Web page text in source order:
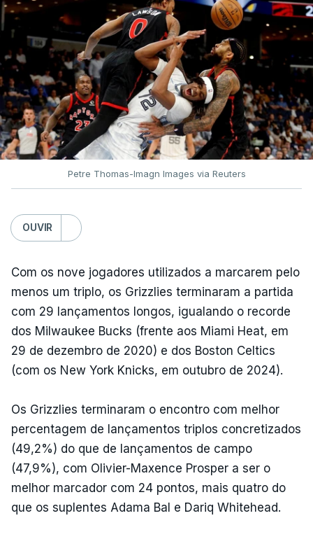
Petre Thomas-Imagn Images via Reuters
OUVIR
Com os nove jogadores utilizados a marcarem pelo
menos um triplo, os Grizzlies terminaram a partida
com 29 lançamentos longos, igualando o recorde
dos Milwaukee Bucks (frente aos Miami Heat, em
29 de dezembro de 2020) e dos Boston Celtics
(com os New York Knicks, em outubro de 2024).
Os Grizzlies terminaram o encontro com melhor
percentagem de lançamentos triplos concretizados
(49,2%) do que de lançamentos de campo
(47,9%), com Olivier-Maxence Prosper a ser o
melhor marcador com 24 pontos, mais quatro do
que os suplentes Adama Bal e Dariq Whitehead.